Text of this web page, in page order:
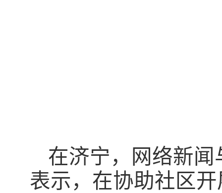
在济宁，网络新闻
表示，在协助社区